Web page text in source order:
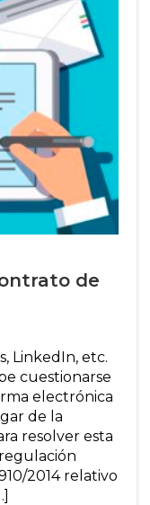
de
LinkedIn, etc.
cuestionarse
electrónica
de la
resolver esta
2014 relativo